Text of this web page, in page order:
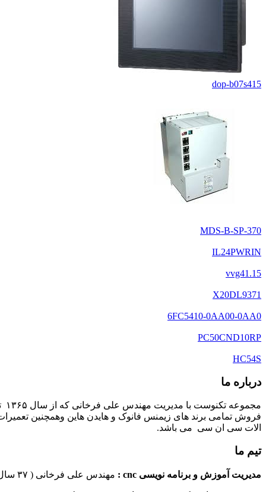
dop-b07s415
MDS-B-SP-370
IL24PWRIN
vvg41.15
X20DL9371
6FC5410-0AA00-0AA0
PC50CND10RP
HC54S
درباره ما
فروش تمامی برند های زیمنس فانوک و هایدن هاین وهمچنین
الات سی ان سی می باشد.
تیم ما
مدیریت آموزش و برنامه نویسی cnc : مهندس علی فرخانی ( ۳۷ سال سابقه کاری در امر برنامه نویسی ماشین های سی ان سی)